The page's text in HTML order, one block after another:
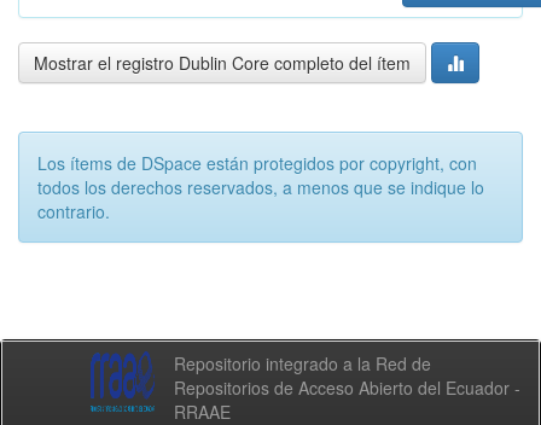
Mostrar el registro Dublin Core completo del ítem
Los ítems de DSpace están protegidos por copyright, con
todos los derechos reservados, a menos que se indique lo
contrario.
Repositorio integrado a la Red de
Repositorios de Acceso Abierto del Ecuador -
RRAAE